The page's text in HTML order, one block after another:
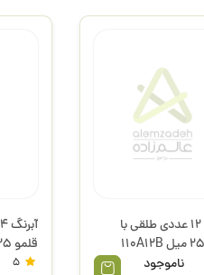
آبرنگ 12 عددی طلقی با
قلمو 25 میل 110A12B
ناموجود
پریمو